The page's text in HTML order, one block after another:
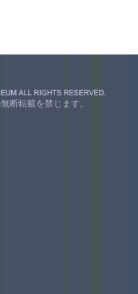
断転載を禁じます。